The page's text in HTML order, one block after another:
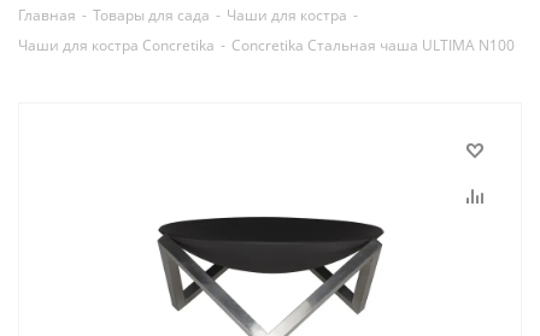
Главная - Товары для сада - Чаши для костра -
Чаши для костра Concretika - Concretika Стальная чаша ULTIMA N100